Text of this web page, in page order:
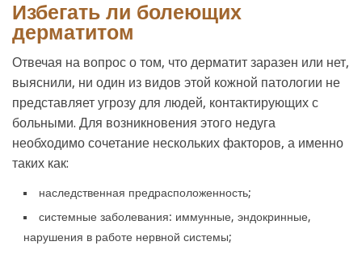
Избегать ли болеющих
дерматитом
Отвечая на вопрос о том, что дерматит заразен или нет,
выяснили, ни один из видов этой кожной патологии не
представляет угрозу для людей, контактирующих с
больными. Для возникновения этого недуга
необходимо сочетание нескольких факторов, а именно
таких как:
наследственная предрасположенность;
системные заболевания: иммунные, эндокринные,
нарушения в работе нервной системы;